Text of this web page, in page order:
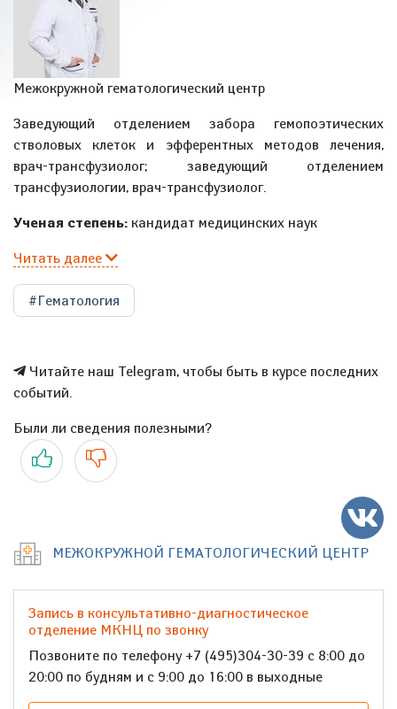
Межокружной гематологический центр
Заведующий отделением забора гемопоэтических
стволовых клеток и эфферентных методов лечения,
врач-трансфузиолог; заведующий отделением
трансфузиологии, врач-трансфузиолог.
Ученая степень: кандидат медицинских наук
Читать далее
#Гематология
Читайте наш Telegram, чтобы быть в курсе последних
событий.
Были ли сведения полезными?
Да Нет
МЕЖОКРУЖНОЙ ГЕМАТОЛОГИЧЕСКИЙ ЦЕНТР
Запись в консультативно-диагностическое
отделение МКНЦ по звонку
Позвоните по телефону +7 (495)304-30-39 с 8:00 до
20:00 по будням и с 9:00 до 16:00 в выходные